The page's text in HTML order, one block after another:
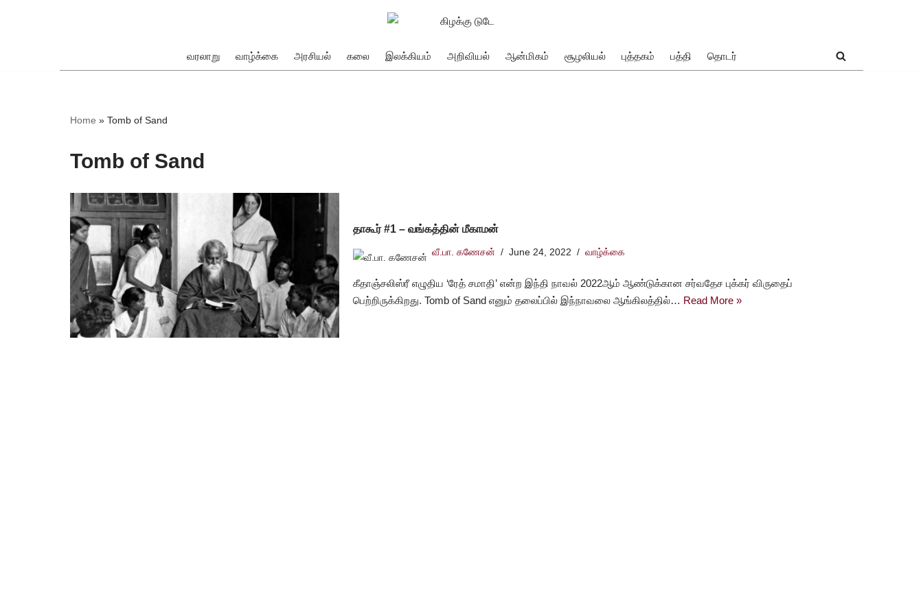
வரலாறு வாழ்க்கை அரசியல் கலை இலக்கியம் அறிவியல் ஆன்மிகம் சூழலியல் புத்தகம் பத்தி தொடர்
Home » Tomb of Sand
Tomb of Sand
தாகூர் #1 – வங்கத்தின் மீகாமன்
வீ.பா. கணேசன் June 24, 2022 வாழ்க்கை
கீதாஞ்சலிஸ்ரீ எழுதிய ‘ரேத் சமாதி’ என்ற இந்தி நாவல் 2022ஆம் ஆண்டுக்கான சர்வதேச புக்கர் விருதைப்
பெற்றிருக்கிறது. Tomb of Sand எனும் தலைப்பில் இந்நாவலை ஆங்கிலத்தில்… Read More »